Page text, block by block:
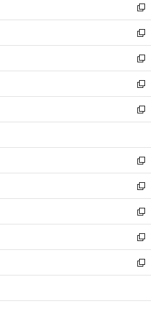
く
で
開
く
ド
ウ
で
開
く
ィ
ン
ド
ウ
で
開
く
い
ウ
ィ
ン
ド
ウ
で
開
く
新
し
い
ウ
ィ
ン
ド
ウ
で
開
新
し
い
ウ
ィ
ン
ド
ウ
開
く
新
し
い
ウ
ィ
ン
ウ
で
開
く
新
し
い
ウ
ン
ド
ウ
で
開
く
新
し
ウ
ィ
ン
ド
ウ
で
開
く
新
し
い
ウ
ィ
ン
ド
ウ
で
開
新
し
い
ウ
ィ
ン
ド
ウ
開
新
し
い
ウ
ィ
ン
ウ
新
し
い
ウ
ン
新
し
ウ